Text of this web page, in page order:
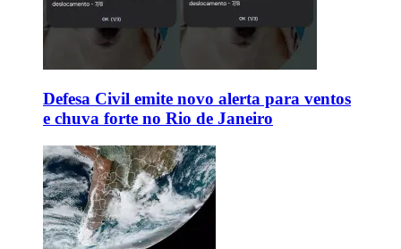
Defesa Civil emite novo alerta para ventos
e chuva forte no Rio de Janeiro